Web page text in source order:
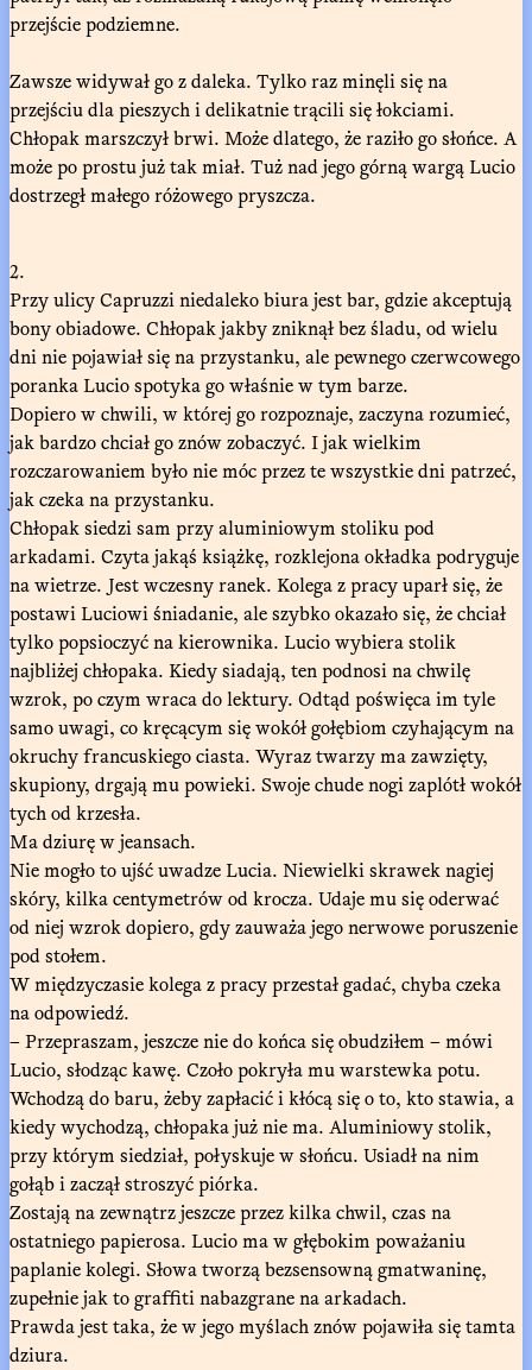
przejście podziemne.
Zawsze widywał go z daleka. Tylko raz minęli się na
przejściu dla pieszych i delikatnie trącili się łokciami.
Chłopak marszczył brwi. Może dlatego, że raziło go słońce. A
może po prostu już tak miał. Tuż nad jego górną wargą Lucio
dostrzegł małego różowego pryszcza.
2.
Przy ulicy Capruzzi niedaleko biura jest bar, gdzie akceptują
bony obiadowe. Chłopak jakby zniknął bez śladu, od wielu
dni nie pojawiał się na przystanku, ale pewnego czerwcowego
poranka Lucio spotyka go właśnie w tym barze.
Dopiero w chwili, w której go rozpoznaje, zaczyna rozumieć,
jak bardzo chciał go znów zobaczyć. I jak wielkim
rozczarowaniem było nie móc przez te wszystkie dni patrzeć,
jak czeka na przystanku.
Chłopak siedzi sam przy aluminiowym stoliku pod
arkadami. Czyta jakąś książkę, rozklejona okładka podryguje
na wietrze. Jest wczesny ranek. Kolega z pracy uparł się, że
postawi Luciowi śniadanie, ale szybko okazało się, że chciał
tylko popsioczyć na kierownika. Lucio wybiera stolik
najbliżej chłopaka. Kiedy siadają, ten podnosi na chwilę
wzrok, po czym wraca do lektury. Odtąd poświęca im tyle
samo uwagi, co kręcącym się wokół gołębiom czyhającym na
okruchy francuskiego ciasta. Wyraz twarzy ma zawzięty,
skupiony, drgają mu powieki. Swoje chude nogi zaplótł wokół
tych od krzesła.
Ma dziurę w jeansach.
Nie mogło to ujść uwadze Lucia. Niewielki skrawek nagiej
skóry, kilka centymetrów od krocza. Udaje mu się oderwać
od niej wzrok dopiero, gdy zauważa jego nerwowe poruszenie
pod stołem.
W międzyczasie kolega z pracy przestał gadać, chyba czeka
na odpowiedź.
– Przepraszam, jeszcze nie do końca się obudziłem – mówi
Lucio, słodząc kawę. Czoło pokryła mu warstewka potu.
Wchodzą do baru, żeby zapłacić i kłócą się o to, kto stawia, a
kiedy wychodzą, chłopaka już nie ma. Aluminiowy stolik,
przy którym siedział, połyskuje w słońcu. Usiadł na nim
gołąb i zaczął stroszyć piórka.
Zostają na zewnątrz jeszcze przez kilka chwil, czas na
ostatniego papierosa. Lucio ma w głębokim poważaniu
paplanie kolegi. Słowa tworzą bezsensowną gmatwaninę,
zupełnie jak to graffiti nabazgrane na arkadach.
Prawda jest taka, że w jego myślach znów pojawiła się tamta
dziura.